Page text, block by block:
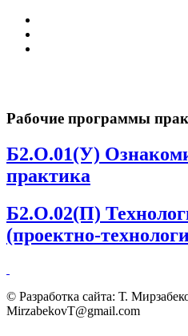
Рабочие программы
Б2.О.01(У)
практика
Б2.О.02(П)
(проектно-
© Разработка сайта: Т.
MirzabekovT@gmail.com